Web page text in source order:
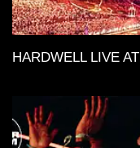
HARDWELL LIVE